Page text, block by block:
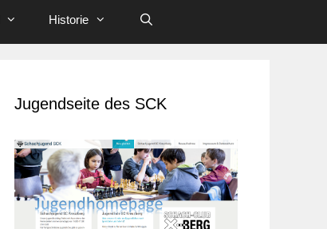
Historie
Jugendseite des SCK